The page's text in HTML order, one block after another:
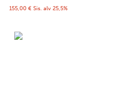
155,00 € Sis. alv 25,5%